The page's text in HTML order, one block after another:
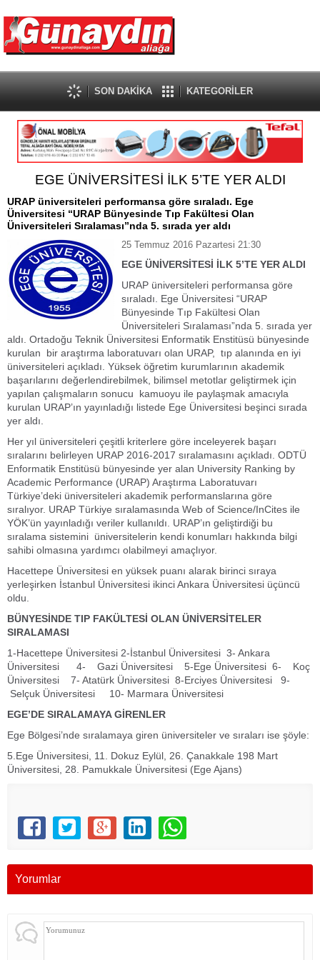
SON DAKİKA KATEGORİLER
EGE ÜNİVERSİTESİ İLK 5’TE YER ALDI
URAP üniversiteleri performansa göre sıraladı. Ege
Üniversitesi “URAP Bünyesinde Tıp Fakültesi Olan
Üniversiteleri Sıralaması”nda 5. sırada yer aldı
25 Temmuz 2016 Pazartesi 21:30
EGE ÜNİVERSİTESİ İLK 5’TE YER ALDI
URAP üniversiteleri performansa göre
sıraladı. Ege Üniversitesi “URAP
Bünyesinde Tıp Fakültesi Olan
Üniversiteleri Sıralaması”nda 5. sırada yer
aldı. Ortadoğu Teknik Üniversitesi Enformatik Enstitüsü bünyesinde
kurulan bir araştırma laboratuvarı olan URAP, tıp alanında en iyi
üniversiteleri açıkladı. Yüksek öğretim kurumlarının akademik
başarılarını değerlendirebilmek, bilimsel metotlar geliştirmek için
yapılan çalışmaların sonucu kamuoyu ile paylaşmak amacıyla
kurulan URAP’ın yayınladığı listede Ege Üniversitesi beşinci sırada
yer aldı.
Her yıl üniversiteleri çeşitli kriterlere göre inceleyerek başarı
sıralarını belirleyen URAP 2016-2017 sıralamasını açıkladı. ODTÜ
Enformatik Enstitüsü bünyesinde yer alan University Ranking by
Academic Performance (URAP) Araştırma Laboratuvarı
Türkiye’deki üniversiteleri akademik performanslarına göre
sıralıyor. URAP Türkiye sıralamasında Web of Science/InCites ile
YÖK’ün yayınladığı veriler kullanıldı. URAP’ın geliştirdiği bu
sıralama sistemini üniversitelerin kendi konumları hakkında bilgi
sahibi olmasına yardımcı olabilmeyi amaçlıyor.
Hacettepe Üniversitesi en yüksek puanı alarak birinci sıraya
yerleşirken İstanbul Üniversitesi ikinci Ankara Üniversitesi üçüncü
oldu.
BÜNYESİNDE TIP FAKÜLTESİ OLAN ÜNİVERSİTELER
SIRALAMASI
1-Hacettepe Üniversitesi 2-İstanbul Üniversitesi 3- Ankara
Üniversitesi 4- Gazi Üniversitesi 5-Ege Üniversitesi 6- Koç
Üniversitesi 7- Atatürk Üniversitesi 8-Erciyes Üniversitesi 9-
Selçuk Üniversitesi 10- Marmara Üniversitesi
EGE’DE SIRALAMAYA GİRENLER
Ege Bölgesi’nde sıralamaya giren üniversiteler ve sıraları ise şöyle:
5.Ege Üniversitesi, 11. Dokuz Eylül, 26. Çanakkale 198 Mart
Üniversitesi, 28. Pamukkale Üniversitesi (Ege Ajans)
Yorumlar